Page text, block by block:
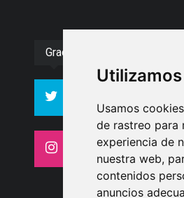
Usamos
de rastreo para
experiencia de
nuestra web,
contenidos
anuncios
Gracias :)
Seguidores
4413
Seguidores